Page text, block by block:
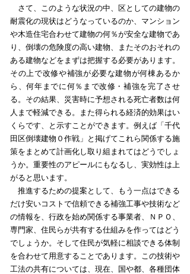
さて、このような状況の中、区としての建物の
耐震化の現状はどうなっているのか、マンション
や木造住宅合わせて建物の何％が安全な建物であ
り、倒壊の危険度の高い建物、またそのおそれの
ある建物などをまずは把握する必要があります。
その上で改修や補強が必要な建物が何棟あるか
ら、何年までに何％まで改修・補強を完了させ
る。その結果、災害時に予想される死亡者数は何
人まで軽減できる。また得られる経済的効果はい
くらです、と示すことができます。例えば「千代
田区倒壊建物０作戦」と掲げてこれら関係する施
策をまとめて計画化し取り組まれてはどうでしょ
うか。重要性のアピールにもなるし、実効性は上
がると思います。
推進するための提案として、もう一点はできる
だけ安いコストで信頼できる補強工事や技術など
の情報を、行政を始め関係する事業者、ＮＰＯ、
専門家、住民らが共有する仕組みを作ってはどう
でしょうか。そして住民が気軽に相談できる体制
を合わせて用意することであります。この技術や
工法の共有については、現在、国や都、各種団体